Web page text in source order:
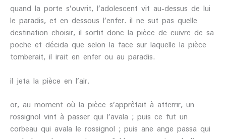
quand la porte s’ouvrit, l’adolescent vit au-dessus de lui
le paradis, et en dessous l’enfer. il ne sut pas quelle
destination choisir, il sortit donc la pièce de cuivre de sa
poche et décida que selon la face sur laquelle la pièce
tomberait, il irait en enfer ou au paradis.
il jeta la pièce en l’air.
or, au moment où la pièce s’apprêtait à atterrir, un
rossignol vint à passer qui l’avala ; puis ce fut un
corbeau qui avala le rossignol ; puis ane ange passa qui